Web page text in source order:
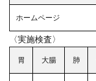
ホームページ
〈実施検査〉
胃 大腸 肺